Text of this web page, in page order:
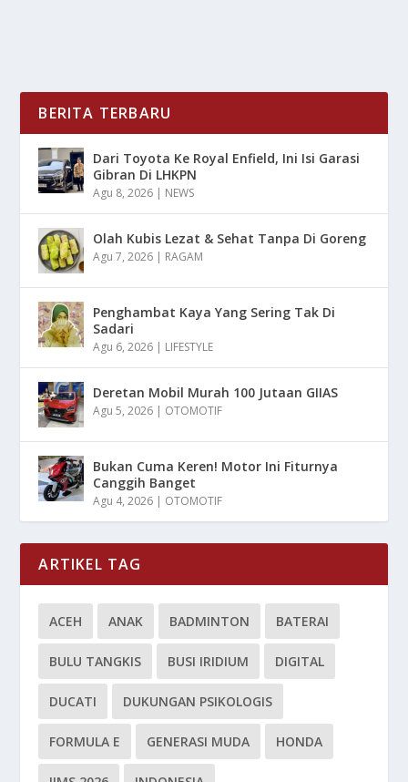
BERITA TERBARU
Dari Toyota Ke Royal Enfield, Ini Isi Garasi
Gibran Di LHKPN
Agu 8, 2026 | NEWS
Olah Kubis Lezat & Sehat Tanpa Di Goreng
Agu 7, 2026 | RAGAM
Penghambat Kaya Yang Sering Tak Di
Sadari
Agu 6, 2026 | LIFESTYLE
Deretan Mobil Murah 100 Jutaan GIIAS
Agu 5, 2026 | OTOMOTIF
Bukan Cuma Keren! Motor Ini Fiturnya
Canggih Banget
Agu 4, 2026 | OTOMOTIF
ARTIKEL TAG
ACEH ANAK BADMINTON BATERAI
BULU TANGKIS BUSI IRIDIUM DIGITAL
DUCATI DUKUNGAN PSIKOLOGIS
FORMULA E GENERASI MUDA HONDA